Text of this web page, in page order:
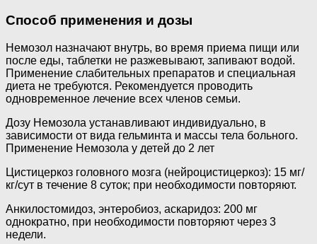
Способ применения и дозы
Немозол назначают внутрь, во время приема пищи или
после еды, таблетки не разжевывают, запивают водой.
Применение слабительных препаратов и специальная
диета не требуются. Рекомендуется проводить
одновременное лечение всех членов семьи.
Дозу Немозола устанавливают индивидуально, в
зависимости от вида гельминта и массы тела больного.
Применение Немозола у детей до 2 лет
Цистицеркоз головного мозга (нейроцистицеркоз): 15 мг/
кг/сут в течение 8 суток; при необходимости повторяют.
Анкилостомидоз, энтеробиоз, аскаридоз: 200 мг
однократно, при необходимости повторяют через 3
недели.